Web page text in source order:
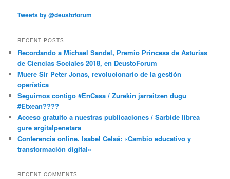
Tweets by @deustoforum
RECENT POSTS
Recordando a Michael Sandel, Premio Princesa de Asturias
de Ciencias Sociales 2018, en DeustoForum
Muere Sir Peter Jonas, revolucionario de la gestión
operística
Seguimos contigo #EnCasa / Zurekin jarraitzen dugu
#Etxean????
Acceso gratuito a nuestras publicaciones / Sarbide librea
gure argitalpenetara
Conferencia online. Isabel Celaá: «Cambio educativo y
transformación digital»
RECENT COMMENTS